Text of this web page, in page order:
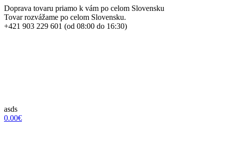
Doprava tovaru priamo k vám po celom Slovensku
Tovar rozvážame po celom Slovensku.
+421 903 229 601 (od 08:00 do 16:30)
asds
0.00€